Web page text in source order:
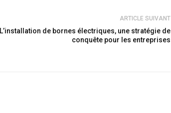
ARTICLE SUIVANT
L’installation de bornes électriques, une stratégie de
conquête pour les entreprises